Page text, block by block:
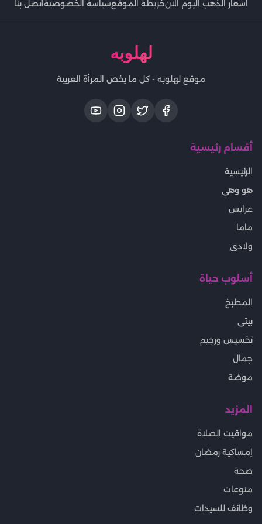
اسعار الذهب اليوم الانخريطة الموقعسياسة الخصوصيةاتصل بنا
لهلوبه
موقع لهلوبه - كل ما يخص المرأة العربية
أقسام رئيسية
الرئيسية
هو وهي
عرايس
ماما
ولادى
أسلوب حياة
المطبخ
بيتى
تخسيس ورجيم
جمال
موضة
المزيد
مواقيت الصلاة
إمساكية رمضان
صحة
منوعات
وظائف للسيدات